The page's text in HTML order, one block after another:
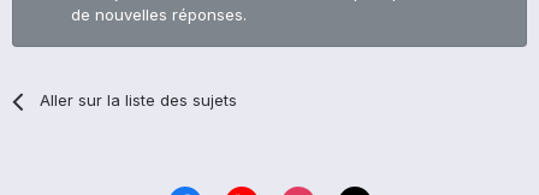
de nouvelles réponses.
Aller sur la liste des sujets